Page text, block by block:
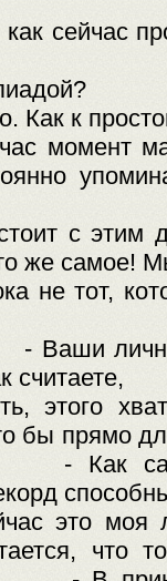
сейчас
Как к
момент
с
же самое!
не тот,
Ваши
считаете,
этого
прямо
Как
это моя
что